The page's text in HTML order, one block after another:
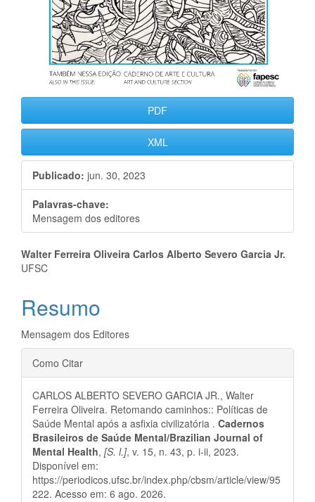
PDF
XML
Publicado: jun. 30, 2023
Palavras-chave:
Mensagem dos editores
Conteúdo
artigo
principal
Walter Ferreira Oliveira Carlos Alberto Severo Garcia Jr.
UFSC
Resumo
Mensagem dos Editores
Detalhes
do
artigo
Como Citar
CARLOS ALBERTO SEVERO GARCIA JR., Walter
Ferreira Oliveira. Retomando caminhos:: Políticas de
Saúde Mental após a asfixia civilizatória . Cadernos
Brasileiros de Saúde Mental/Brazilian Journal of
Mental Health, [S. l.], v. 15, n. 43, p. i-ii, 2023.
Disponível em:
https://periodicos.ufsc.br/index.php/cbsm/article/view/95
222. Acesso em: 6 ago. 2026.